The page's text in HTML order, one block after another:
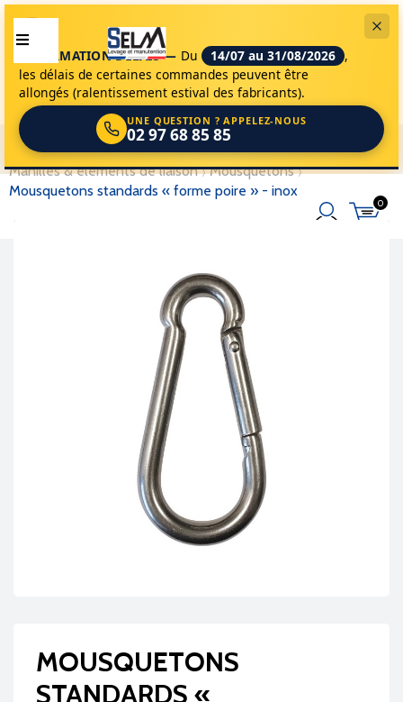
INFORMATION DÉLAIS — Du 14/07 au 31/08/2026 ,
les délais de certaines commandes peuvent être
allongés (ralentissement estival des fabricants).
UNE QUESTION ? APPELEZ-NOUS
02 97 68 85 85
0
selm accessoires de levage
accessoires
manilles & éléments de liaison
mousquetons
mousquetons standards « forme poire » - inox
MOUSQUETONS
STANDARDS «